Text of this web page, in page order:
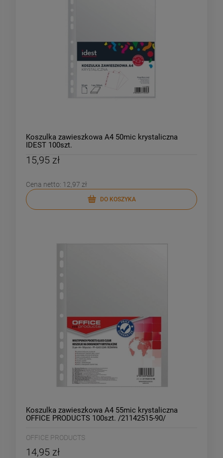
Koszulka zawieszkowa A4 50mic krystaliczna
IDEST 100szt.
15,95 zł
Cena netto: 12,97 zł
DO KOSZYKA
Koszulka zawieszkowa A4 55mic krystaliczna
OFFICE PRODUCTS 100szt. /21142515-90/
OFFICE PRODUCTS
14,95 zł